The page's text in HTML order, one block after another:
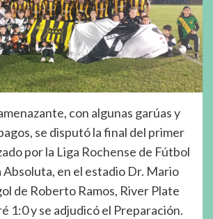
con algunas garúas y
se disputó la final del primer
por la Liga Rochense de Fútbol
Absoluta, en el estadio Dr. Mario
de Roberto Ramos, River Plate
1:0 y se adjudicó el Preparación.